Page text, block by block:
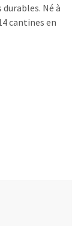
Né à
cantines en